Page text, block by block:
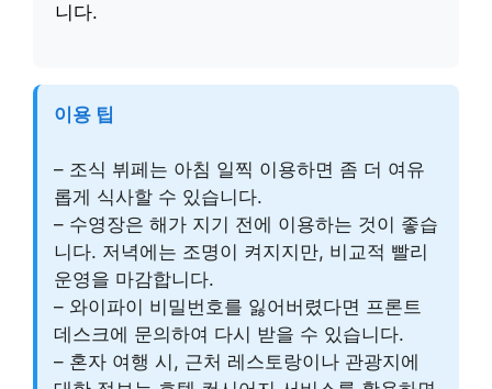
니다.
이용 팁
– 조식 뷔페는 아침 일찍 이용하면 좀 더 여유
롭게 식사할 수 있습니다.
– 수영장은 해가 지기 전에 이용하는 것이 좋습
니다. 저녁에는 조명이 켜지지만, 비교적 빨리
운영을 마감합니다.
– 와이파이 비밀번호를 잃어버렸다면 프론트
데스크에 문의하여 다시 받을 수 있습니다.
– 혼자 여행 시, 근처 레스토랑이나 관광지에